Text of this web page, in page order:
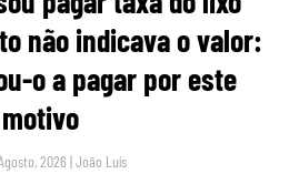
não indicava o valor:
o a pagar por este
motivo
2026 |João Luís